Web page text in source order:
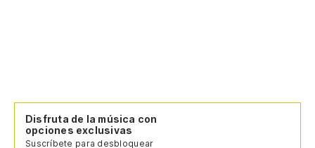
Disfruta de la música con
opciones exclusivas
Suscríbete para desbloquear